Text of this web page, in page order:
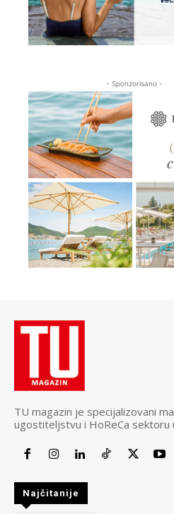
- Sponzorisano -
TU magazin je specijalizovani
ugostiteljstvu i HoReCa sektoru
Najčitanije